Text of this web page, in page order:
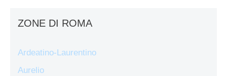
ZONE DI ROMA
Ardeatino-Laurentino
Aurelio